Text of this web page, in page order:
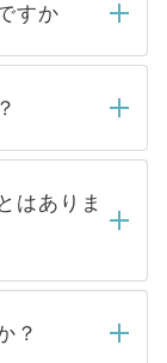
すか
担当者がご
もしくは
連絡をせて
ちくださ
いる求人の
覧いただ
開求人は
開してい
る医療機
はありま
切ありませ
いただい
？